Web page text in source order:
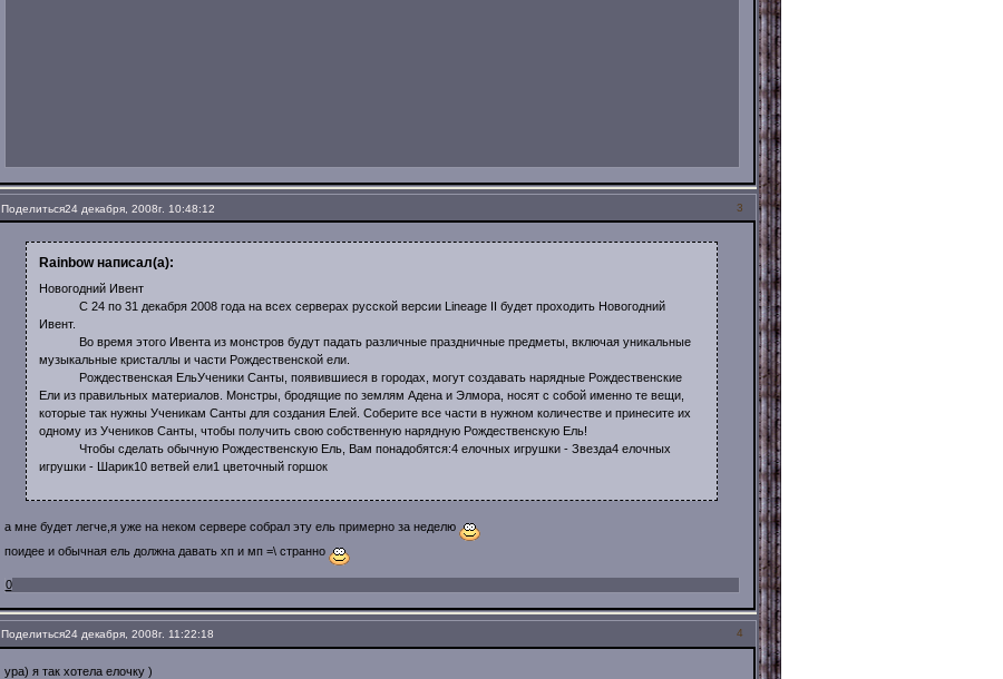
Поделиться 3
24 декабря, 2008г. 10:48:12
Rainbow написал(а):
Новогодний Ивент
С 24 по 31 декабря 2008 года на всех серверах русской версии Lineage II будет проходить Новогодний
Ивент.
Во время этого Ивента из монстров будут падать различные праздничные предметы, включая уникальные
музыкальные кристаллы и части Рождественской ели.
Рождественская ЕльУченики Санты, появившиеся в городах, могут создавать нарядные Рождественские
Ели из правильных материалов. Монстры, бродящие по землям Адена и Элмора, носят с собой именно те вещи,
которые так нужны Ученикам Санты для создания Елей. Соберите все части в нужном количестве и принесите их
одному из Учеников Санты, чтобы получить свою собственную нарядную Рождественскую Ель!
Чтобы сделать обычную Рождественскую Ель, Вам понадобятся:4 елочных игрушки - Звезда4 елочных
игрушки - Шарик10 ветвей ели1 цветочный горшок
а мне будет легче,я уже на неком сервере собрал эту ель примерно за неделю
поидее и обычная ель должна давать хп и мп =\ странно
0
Поделиться 4
24 декабря, 2008г. 11:22:18
ура) я так хотела елочку )